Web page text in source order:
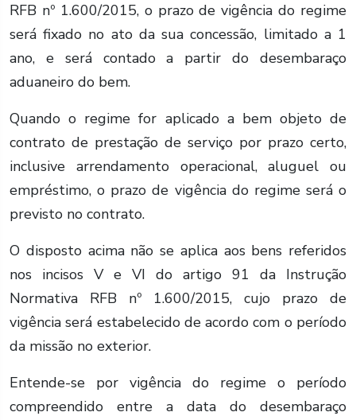
RFB nº 1.600/2015, o prazo de vigência do regime
será fixado no ato da sua concessão, limitado a 1
ano, e será contado a partir do desembaraço
aduaneiro do bem.
Quando o regime for aplicado a bem objeto de
contrato de prestação de serviço por prazo certo,
inclusive arrendamento operacional, aluguel ou
empréstimo, o prazo de vigência do regime será o
previsto no contrato.
O disposto acima não se aplica aos bens referidos
nos incisos V e VI do artigo 91 da Instrução
Normativa RFB nº 1.600/2015, cujo prazo de
vigência será estabelecido de acordo com o período
da missão no exterior.
Entende-se por vigência do regime o período
compreendido entre a data do desembaraço